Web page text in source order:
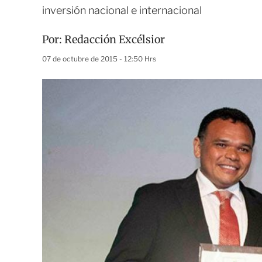
inversión nacional e internacional
Por: Redacción Excélsior
07 de octubre de 2015 - 12:50 Hrs